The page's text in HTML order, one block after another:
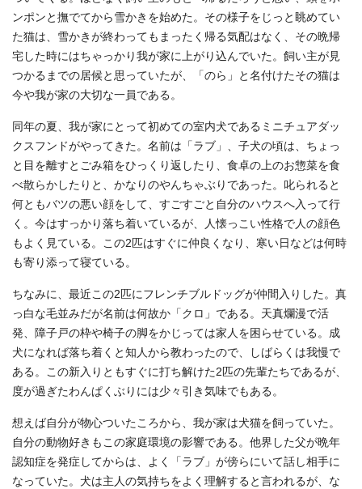
ンポンと撫でてから雪かきを始めた。その様子をじっと眺めてい
た猫は、雪かきが終わってもまったく帰る気配はなく、その晩帰
宅した時にはちゃっかり我が家に上がり込んでいた。飼い主が見
つかるまでの居候と思っていたが、「のら」と名付けたその猫は
今や我が家の大切な一員である。
同年の夏、我が家にとって初めての室内犬であるミニチュアダッ
クスフンドがやってきた。名前は「ラブ」、子犬の頃は、ちょっ
と目を離すとごみ箱をひっくり返したり、食卓の上のお惣菜を食
べ散らかしたりと、かなりのやんちゃぶりであった。叱られると
何ともバツの悪い顔をして、すごすごと自分のハウスへ入って行
く。今はすっかり落ち着いているが、人懐っこい性格で人の顔色
もよく見ている。この2匹はすぐに仲良くなり、寒い日などは何時
も寄り添って寝ている。
ちなみに、最近この2匹にフレンチブルドッグが仲間入りした。真
っ白な毛並みだが名前は何故か「クロ」である。天真爛漫で活
発、障子戸の枠や椅子の脚をかじっては家人を困らせている。成
犬になれば落ち着くと知人から教わったので、しばらくは我慢で
ある。この新入りともすぐに打ち解けた2匹の先輩たちであるが、
度が過ぎたわんぱくぶりには少々引き気味でもある。
想えば自分が物心ついたころから、我が家は犬猫を飼っていた。
自分の動物好きもこの家庭環境の影響である。他界した父が晩年
認知症を発症してからは、よく「ラブ」が傍らにいて話し相手に
なっていた。犬は主人の気持ちをよく理解すると言われるが、な